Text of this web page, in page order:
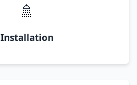
🚿
Installation